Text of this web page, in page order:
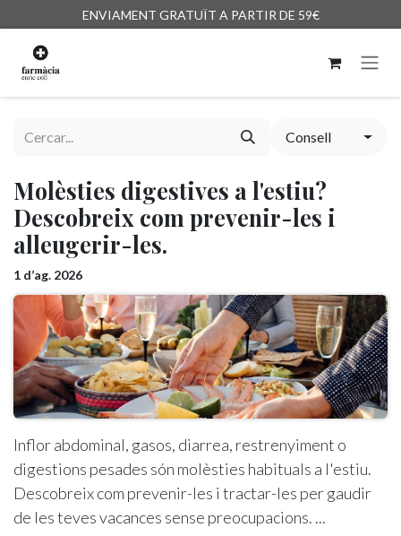
Skip to ContentENVIAMENT GRATUÏT A PARTIR DE 59€
Consell
Molèsties digestives a l'estiu?
Descobreix com prevenir-les i
alleugerir-les.
1 d’ag. 2026
Inflor abdominal, gasos, diarrea, restrenyiment o
digestions pesades són molèsties habituals a l'estiu.
Descobreix com prevenir-les i tractar-les per gaudir
de les teves vacances sense preocupacions. ...